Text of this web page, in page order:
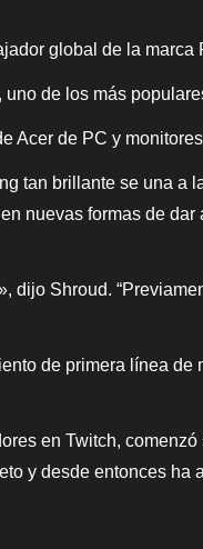
global de la marca
de los más
Acer de PC y
tan brillante se una a
nuevas formas de
dijo Shroud.
de primera línea
en Twitch,
y desde entonces